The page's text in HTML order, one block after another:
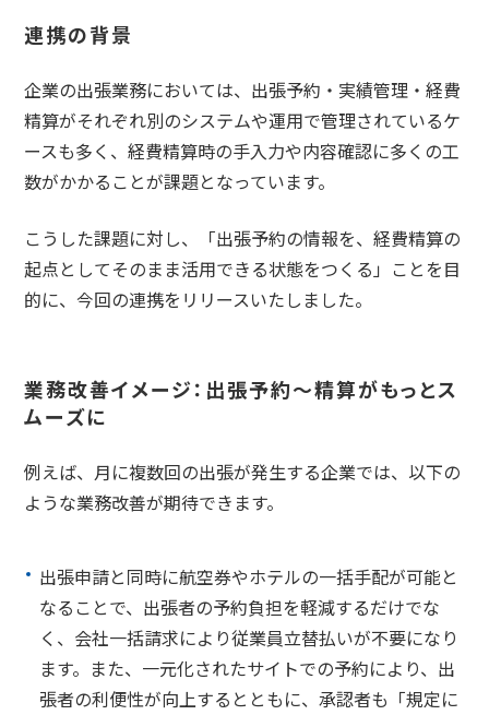
連携の背景
企業の出張業務においては、出張予約・実績管理・経費
精算がそれぞれ別のシステムや運用で管理されているケ
ースも多く、経費精算時の手入力や内容確認に多くの工
数がかかることが課題となっています。
こうした課題に対し、「出張予約の情報を、経費精算の
起点としてそのまま活用できる状態をつくる」ことを目
的に、今回の連携をリリースいたしました。
業務改善イメージ：出張予約〜精算がもっとス
ムーズに
例えば、月に複数回の出張が発生する企業では、以下の
ような業務改善が期待できます。
出張申請と同時に航空券やホテルの一括手配が可能と
なることで、出張者の予約負担を軽減するだけでな
く、会社一括請求により従業員立替払いが不要になり
ます。また、一元化されたサイトでの予約により、出
張者の利便性が向上するとともに、承認者も「規定に